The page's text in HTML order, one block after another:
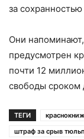
за
Они
предусмотрен
почти 12
свободы сроком
ТЕГИ
штраф за срыв